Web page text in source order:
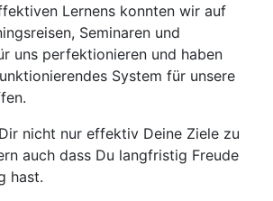
Lernens konnten wir auf
Seminaren und
uns perfektionieren und haben
System für unsere
nicht nur effektiv Deine Ziele zu
auch dass Du langfristig Freude
hast.